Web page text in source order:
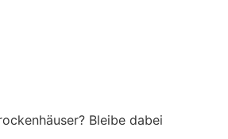
Bleibe dabei